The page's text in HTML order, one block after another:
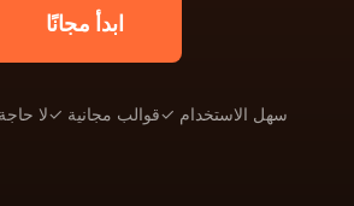
ابدأ مجانًا
✓ لا ✓ قوالب مجانية ✓ سهل الاستخدام